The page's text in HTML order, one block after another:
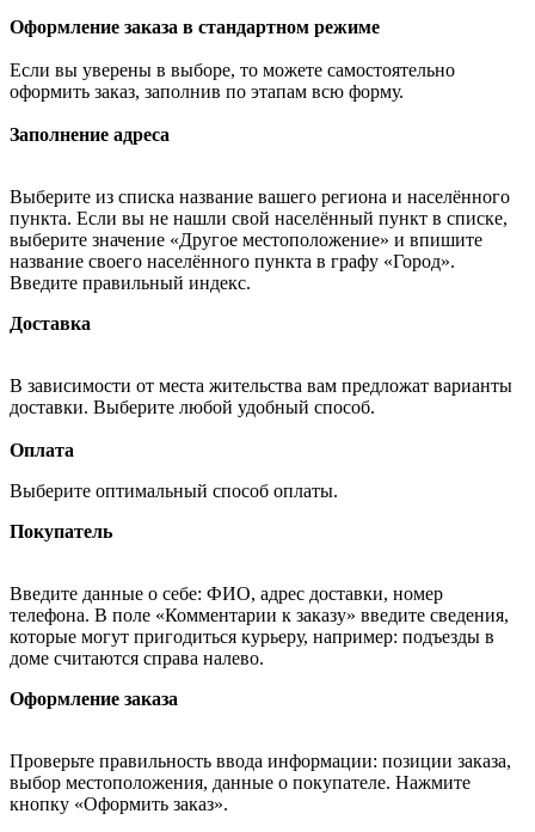
Оформление заказа в стандартном режиме
Если вы уверены в выборе, то можете самостоятельно
оформить заказ, заполнив по этапам всю форму.
Заполнение адреса
Выберите из списка название вашего региона и населённого
пункта. Если вы не нашли свой населённый пункт в списке,
выберите значение «Другое местоположение» и впишите
название своего населённого пункта в графу «Город».
Введите правильный индекс.
Доставка
В зависимости от места жительства вам предложат варианты
доставки. Выберите любой удобный способ.
Оплата
Выберите оптимальный способ оплаты.
Покупатель
Введите данные о себе: ФИО, адрес доставки, номер
телефона. В поле «Комментарии к заказу» введите сведения,
которые могут пригодиться курьеру, например: подъезды в
доме считаются справа налево.
Оформление заказа
Проверьте правильность ввода информации: позиции заказа,
выбор местоположения, данные о покупателе. Нажмите
кнопку «Оформить заказ».